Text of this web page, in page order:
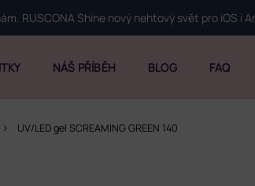
RUSCONA Shine nový nehtový svět pro iOS i
NÁŠ PŘÍBĚH BLOG FAQ
UV/LED gel SCREAMING GREEN 140